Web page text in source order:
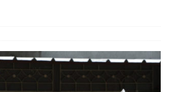
de paix » à Gaza et la propagande occidentale